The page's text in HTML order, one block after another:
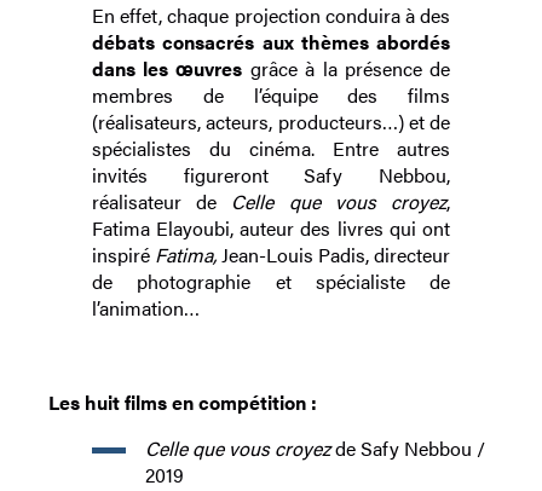
En effet, chaque projection conduira à des
débats consacrés aux thèmes abordés
dans les œuvres grâce à la présence de
membres de l’équipe des films
(réalisateurs, acteurs, producteurs…) et de
spécialistes du cinéma. Entre autres
invités figureront Safy Nebbou,
réalisateur de Celle que vous croyez,
Fatima Elayoubi, auteur des livres qui ont
inspiré Fatima,Jean-Louis Padis, directeur
de photographie et spécialiste de
l’animation…
Les huit films en compétition :
Celle que vous croyezde Safy Nebbou /
2019